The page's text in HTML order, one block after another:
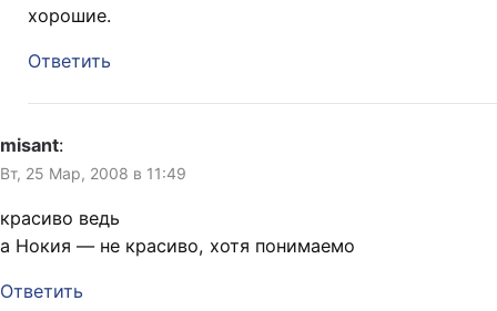
хорошие.
Ответить
misant:
Вт, 25 Мар, 2008 в 11:49
красиво ведь
а Нокия — не красиво, хотя понимаемо
Ответить